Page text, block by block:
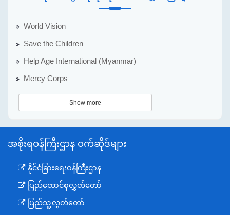
World Vision
Save the Children
Help Age International (Myanmar)
Mercy Corps
Show more
အစိုးရဝန်ကြီးဌာန ဝက်ဆိုဒ်များ
နိုင်ငံခြားရေးဝန်ကြီးဌာန
ပြည်ထောင်စုလွှတ်တော်
ပြည်သူ့လွှတ်တော်